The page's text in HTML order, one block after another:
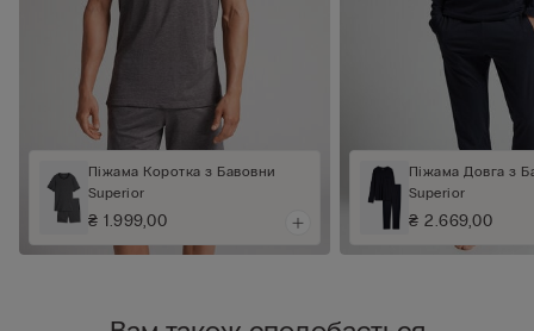
Піжама Коротка з Бавовни
Superior
₴ 1.999,00
Піжама Довга з
Superior
₴ 2.669,00